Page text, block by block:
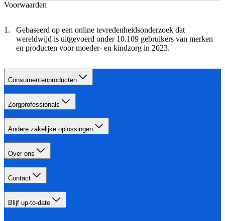
Voorwaarden
Gebaseerd op een online tevredenheidsonderzoek dat
wereldwijd is uitgevoerd onder 10.109 gebruikers van merken
en producten voor moeder- en kindzorg in 2023.
Consumentenproducten
Zorgprofessionals
Andere zakelijke oplossingen
Over ons
Contact
Blijf up-to-date